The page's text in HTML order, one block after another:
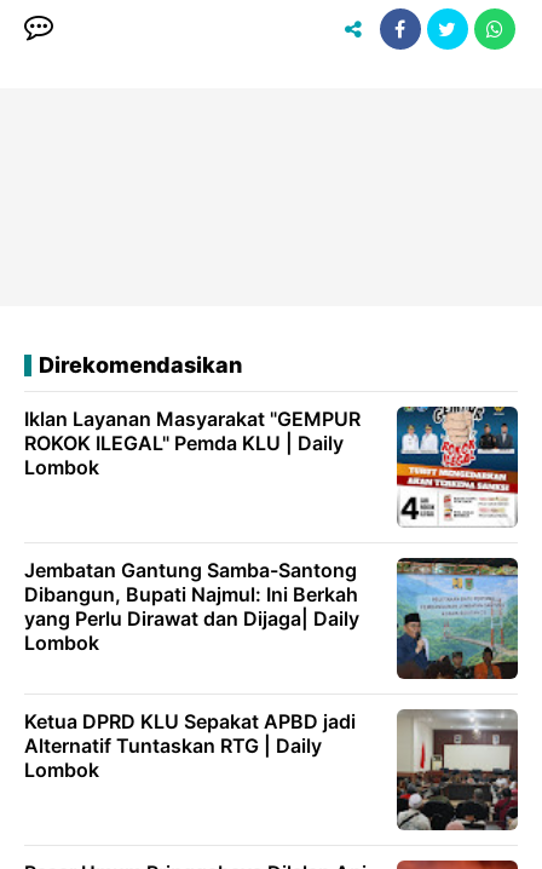
Direkomendasikan
Iklan Layanan Masyarakat "GEMPUR
ROKOK ILEGAL" Pemda KLU | Daily
Lombok
Jembatan Gantung Samba-Santong
Dibangun, Bupati Najmul: Ini Berkah
yang Perlu Dirawat dan Dijaga| Daily
Lombok
Ketua DPRD KLU Sepakat APBD jadi
Alternatif Tuntaskan RTG | Daily
Lombok